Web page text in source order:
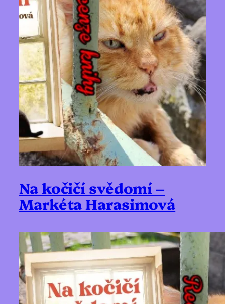
Na kočičí svědomí –
Markéta Harasimová